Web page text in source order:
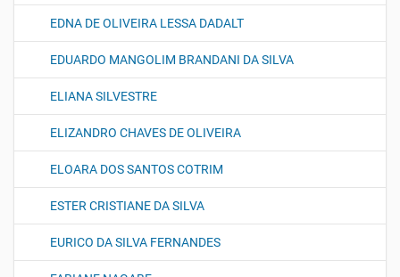
EDNA DE OLIVEIRA LESSA DADALT
EDUARDO MANGOLIM BRANDANI DA SILVA
ELIANA SILVESTRE
ELIZANDRO CHAVES DE OLIVEIRA
ELOARA DOS SANTOS COTRIM
ESTER CRISTIANE DA SILVA
EURICO DA SILVA FERNANDES